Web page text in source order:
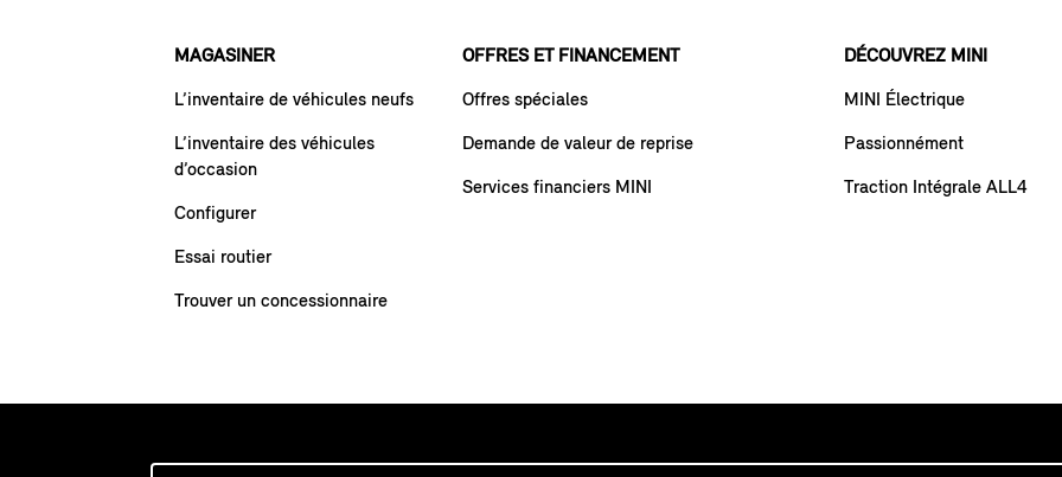
MAGASINER
L’inventaire de véhicules neufs
L’inventaire des véhicules
d’occasion
Configurer
Essai routier
Trouver un concessionnaire
OFFRES ET FINANCEMENT
Offres spéciales
Demande de valeur de reprise
Services financiers MINI
DÉCOUVREZ MINI
MINI Électrique
Passionnément
Traction Intégrale ALL4